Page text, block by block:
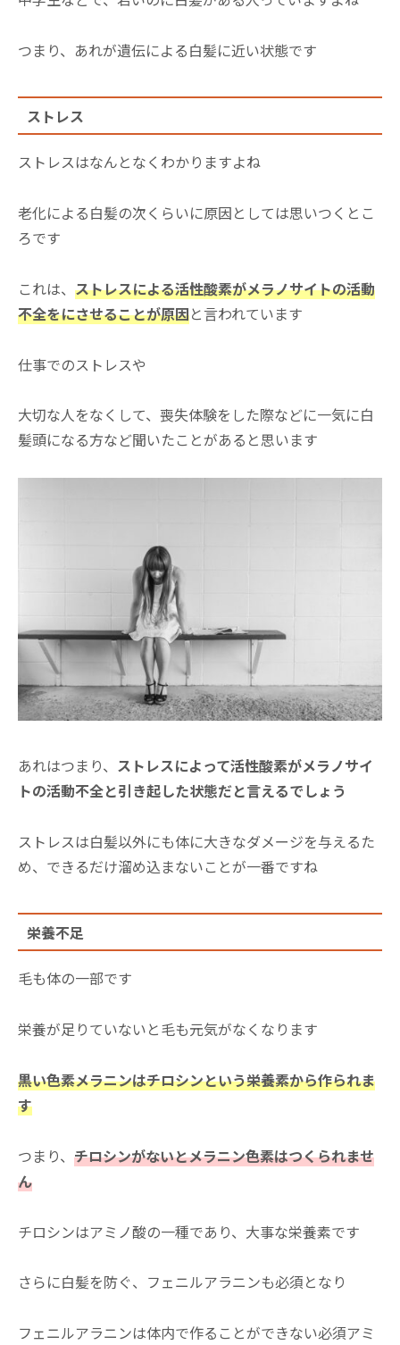
つまり、あれが遺伝による白髪に近い状態です
ストレス
ストレスはなんとなくわかりますよね
老化による白髪の次くらいに原因としては思いつくとこ
ろです
これは、 ストレスによる活性酸素がメラノサイトの活動
不全をにさせることが原因と言われています
仕事でのストレスや
大切な人をなくして、喪失体験をした際などに一気に白
髪頭になる方など聞いたことがあると思います
あれはつまり、 ストレスによって活性酸素がメラノサイ
トの活動不全と引き起した状態だと言えるでしょう
ストレスは白髪以外にも体に大きなダメージを与えるた
め、できるだけ溜め込まないことが一番ですね
栄養不足
毛も体の一部です
栄養が足りていないと毛も元気がなくなります
黒い色素メラニンはチロシンという栄養素から作られま
す
つまり、 チロシンがないとメラニン色素はつくられませ
ん
チロシンはアミノ酸の一種であり、大事な栄養素です
さらに白髪を防ぐ、フェニルアラニンも必須となり
フェニルアラニンは体内で作ることができない必須アミ